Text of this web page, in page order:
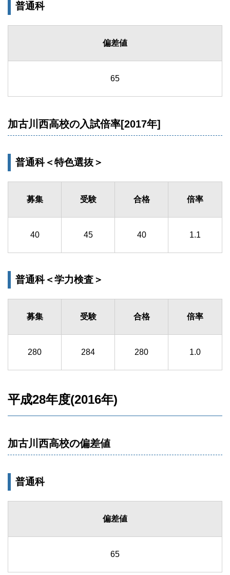
普通科
偏差値
65
加古川西高校の入試倍率[2017年]
普通科＜特色選抜＞
募集 受験 合格 倍率
40 45 40 1.1
普通科＜学力検査＞
募集 受験 合格 倍率
280 284 280 1.0
平成28年度(2016年)
加古川西高校の偏差値
普通科
偏差値
65